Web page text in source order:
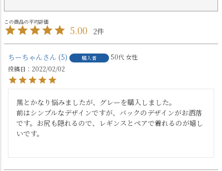
5.00 2
ちーちゃん 5 購入者 50代女性
投稿日
2022/02/02
黒とかなり悩みましたが、グレーを購入しました。
前はシンプルなデザインですが、バックのデザインがお洒落
です。お尻も隠れるので、レギンスとペアで着れるのが嬉し
いです。